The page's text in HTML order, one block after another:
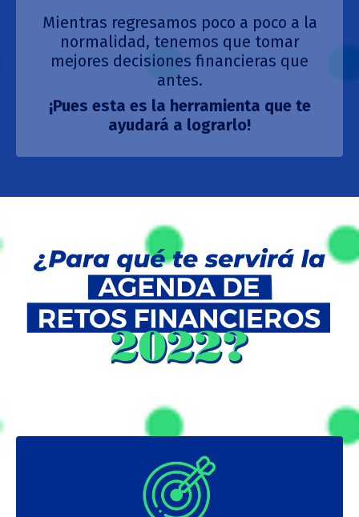
Mientras regresamos poco a poco a la
normalidad, tenemos que tomar
mejores decisiones financieras que
antes.
¡Pues esta es la herramienta que te
ayudará a lograrlo!